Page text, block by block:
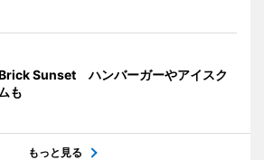
Sunset ハンバーガーやアイスク
も
もっと見る